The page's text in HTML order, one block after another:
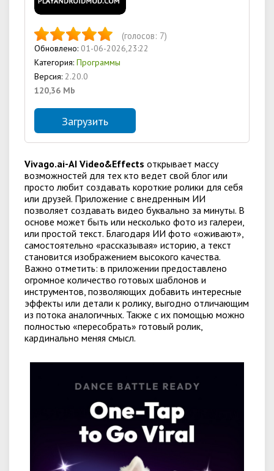
(голосов: 7)
Обновлено: 01-06-2026,23:22
Категория: Программы
Версия: 2.20.0
120,36 Mb
Загрузить
Vivago.ai-AI Video&Effects открывает массу
возможностей для тех кто ведет свой блог или
просто любит создавать короткие ролики для себя
или друзей. Приложение с внедренным ИИ
позволяет создавать видео буквально за минуты. В
основе может быть или несколько фото из галереи,
или простой текст. Благодаря ИИ фото «оживают»,
самостоятельно «рассказывая» историю, а текст
становится изображением высокого качества.
Важно отметить: в приложении предоставлено
огромное количество готовых шаблонов и
инструментов, позволяющих добавить интересные
эффекты или детали к ролику, выгодно отличающим
из потока аналогичных. Также с их помощью можно
полностью «пересобрать» готовый ролик,
кардинально меняя смысл.